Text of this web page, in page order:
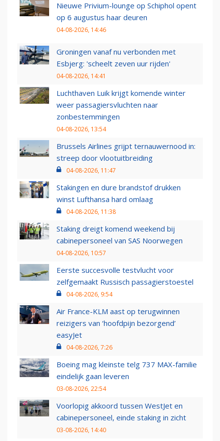
Nieuwe Privium-lounge op Schiphol opent
op 6 augustus haar deuren
04-08-2026, 14:46
Groningen vanaf nu verbonden met
Esbjerg: 'scheelt zeven uur rijden'
04-08-2026, 14:41
Luchthaven Luik krijgt komende winter
weer passagiersvluchten naar
zonbestemmingen
04-08-2026, 13:54
Brussels Airlines grijpt ternauwernood in:
streep door vlootuitbreiding
04-08-2026, 11:47
Stakingen en dure brandstof drukken
winst Lufthansa hard omlaag
04-08-2026, 11:38
Staking dreigt komend weekend bij
cabinepersoneel van SAS Noorwegen
04-08-2026, 10:57
Eerste succesvolle testvlucht voor
zelfgemaakt Russisch passagierstoestel
04-08-2026, 9:54
Air France-KLM aast op terugwinnen
reizigers van ‘hoofdpijn bezorgend’
easyJet
04-08-2026, 7:26
Boeing mag kleinste telg 737 MAX-familie
eindelijk gaan leveren
03-08-2026, 22:54
Voorlopig akkoord tussen WestJet en
cabinepersoneel, einde staking in zicht
03-08-2026, 14:40